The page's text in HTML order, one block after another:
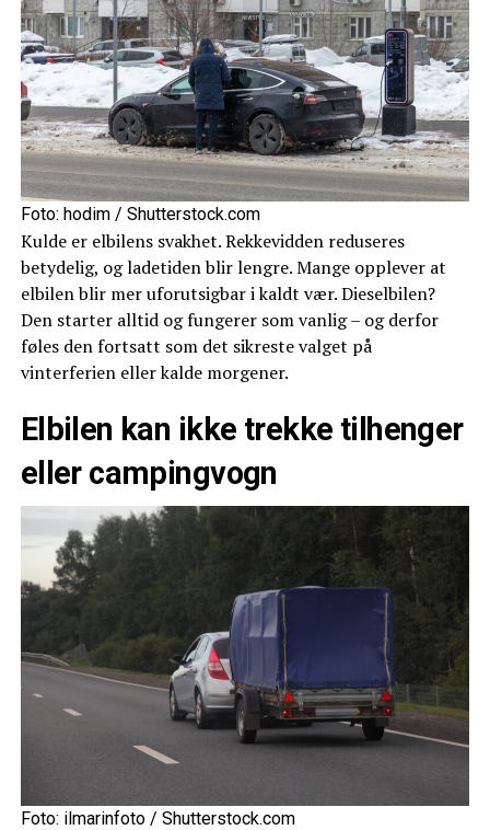
Foto: hodim / Shutterstock.com
Kulde er elbilens svakhet. Rekkevidden reduseres
betydelig, og ladetiden blir lengre. Mange opplever at
elbilen blir mer uforutsigbar i kaldt vær. Dieselbilen?
Den starter alltid og fungerer som vanlig – og derfor
føles den fortsatt som det sikreste valget på
vinterferien eller kalde morgener.
Elbilen kan ikke trekke tilhenger
eller campingvogn
Foto: ilmarinfoto / Shutterstock.com